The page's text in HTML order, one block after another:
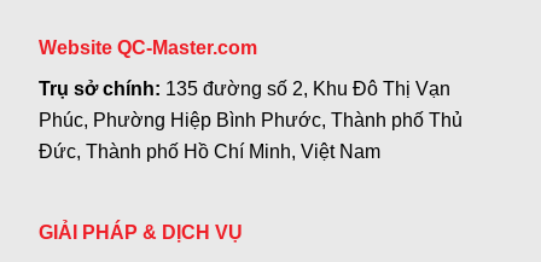
Website QC-Master.com
Trụ sở chính: 135 đường số 2, Khu Đô Thị Vạn
Phúc, Phường Hiệp Bình Phước, Thành phố Thủ
Đức, Thành phố Hồ Chí Minh, Việt Nam
GIẢI PHÁP & DỊCH VỤ